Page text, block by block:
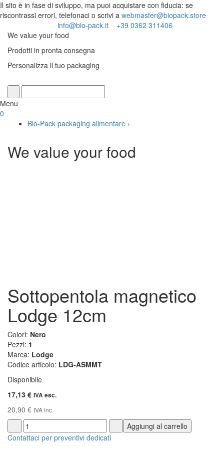
Il sito è in fase di sviluppo, ma puoi acquistare con fiducia: se
riscontrassi errori, telefonaci o scrivi a webmaster@biopack.store
info@bio-pack.it
+39 0362 311406
We value your food
Prodotti in pronta consegna
Personalizza il tuo packaging
Cerca
Menu
0
Bio-Pack packaging alimentare ›
We value your food
Sottopentola magnetico
Lodge 12cm
Colori: Nero
Pezzi: 1
Marca: Lodge
Codice articolo: LDG-ASMMT
Disponibile
17,13 € IVA esc.
20,90 € IVA inc.
Aggiungi al carrello
Contattaci per preventivi dedicati